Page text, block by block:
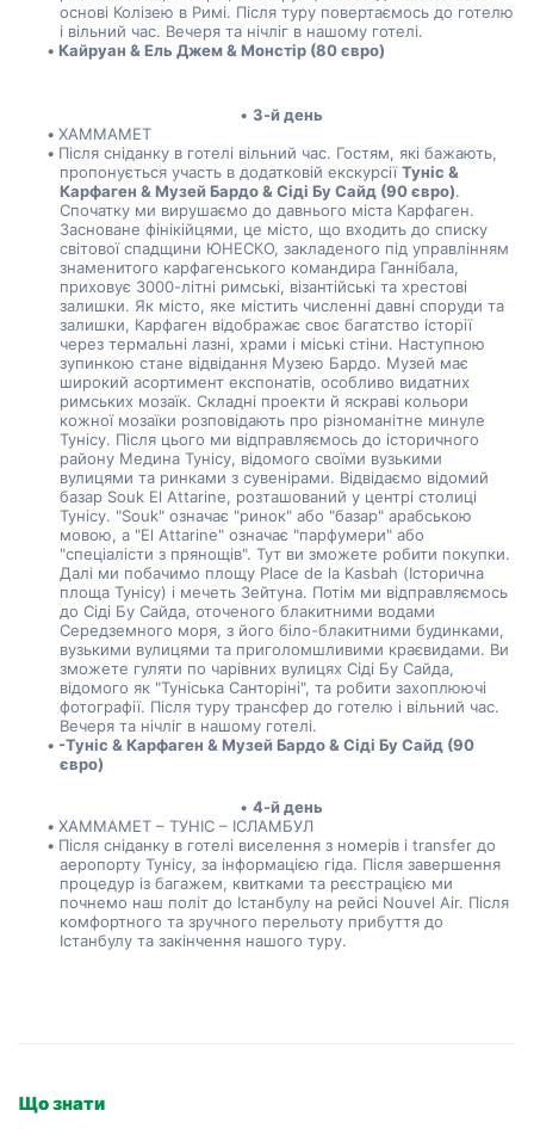
основі Колізею в Римі. Після туру повертаємось до готелю
і вільний час. Вечеря та нічліг в нашому готелі.
Кайруан & Ель Джем & Монстір (80 євро)
3-й день
ХАММАМЕТ
Після сніданку в готелі вільний час. Гостям, які бажають,
пропонується участь в додатковій екскурсії Туніс &
Карфаген & Музей Бардо & Сіді Бу Сайд (90 євро).
Спочатку ми вирушаємо до давнього міста Карфаген.
Засноване фінікійцями, це місто, що входить до списку
світової спадщини ЮНЕСКО, закладеного під управлінням
знаменитого карфагенського командира Ганнібала,
приховує 3000-літні римські, візантійські та хрестові
залишки. Як місто, яке містить численні давні споруди та
залишки, Карфаген відображає своє багатство історії
через термальні лазні, храми і міські стіни. Наступною
зупинкою стане відвідання Музею Бардо. Музей має
широкий асортимент експонатів, особливо видатних
римських мозаїк. Складні проекти й яскраві кольори
кожної мозаїки розповідають про різноманітне минуле
Тунісу. Після цього ми відправляємось до історичного
району Медина Тунісу, відомого своїми вузькими
вулицями та ринками з сувенірами. Відвідаємо відомий
базар Souk El Attarine, розташований у центрі столиці
Тунісу. "Souk" означає "ринок" або "базар" арабською
мовою, а "El Attarine" означає "парфумери" або
"спеціалісти з прянощів". Тут ви зможете робити покупки.
Далі ми побачимо площу Place de la Kasbah (Історична
площа Тунісу) і мечеть Зейтуна. Потім ми відправляємось
до Сіді Бу Сайда, оточеного блакитними водами
Середземного моря, з його біло-блакитними будинками,
вузькими вулицями та приголомшливими краєвидами. Ви
зможете гуляти по чарівних вулицях Сіді Бу Сайда,
відомого як "Туніська Санторіні", та робити захоплюючі
фотографії. Після туру трансфер до готелю і вільний час.
Вечеря та нічліг в нашому готелі.
-Туніс & Карфаген & Музей Бардо & Сіді Бу Сайд (90
євро)
4-й день
ХАММАМЕТ – ТУНІС – ІСЛАМБУЛ
Після сніданку в готелі виселення з номерів і transfer до
аеропорту Тунісу, за інформацією гіда. Після завершення
процедур із багажем, квитками та реєстрацією ми
почнемо наш політ до Істанбулу на рейсі Nouvel Air. Після
комфортного та зручного перельоту прибуття до
Істанбулу та закінчення нашого туру.
Що знати